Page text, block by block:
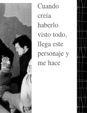
Cuando
creía
haberlo
visto todo,
llega este
personaje y
me hace